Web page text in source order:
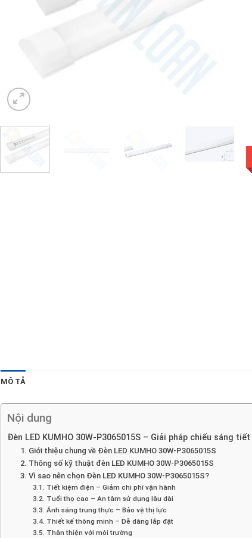
MÔ TẢ
Nội dung
Đèn LED KUMHO 30W-P3065015S – Giải pháp chiếu sáng
1. Giới thiệu chung về Đèn LED KUMHO 30W-P3065015S
2. Thông số kỹ thuật đèn LED KUMHO 30W-P3065015S
3. Vì sao nên chọn Đèn LED KUMHO 30W-P3065015S?
3.1. Tiết kiệm điện – Giảm chi phí vận hành
3.2. Tuổi thọ cao – An tâm sử dụng lâu dài
3.3. Ánh sáng trung thực – Bảo vệ thị lực
3.4. Thiết kế thông minh – Dễ dàng lắp đặt
3.5. Thân thiện với môi trường